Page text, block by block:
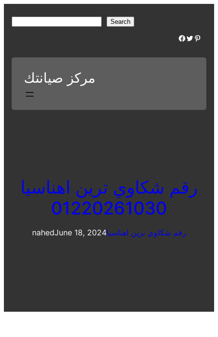
r
Search
Facebook Twitter Pinterest
مركز صيانتك
رقم شكاوي ترين اهناسيا
01220261030
nahedJune 18, 2024رقم شكاوي ترين اهناسيا